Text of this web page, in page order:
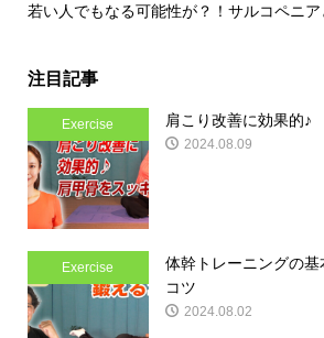
若い人でもなる可能性が？！サルコペニア
注目記事
Exercise 肩こり改善に効果的♪
2024.08.09
Exercise
体幹トレーニングの
コツ
2024.08.02